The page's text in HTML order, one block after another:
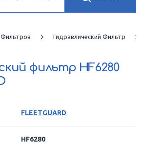
Гидравлический Фильтр
фильтр HF6280
FLEETGUARD
HF6280